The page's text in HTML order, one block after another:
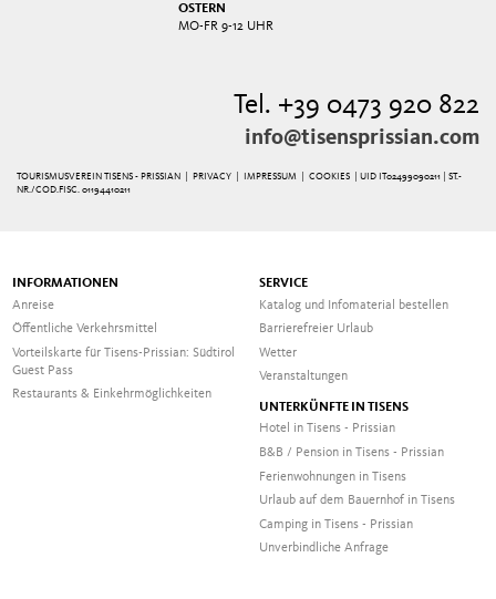
OSTERN
MO-FR 9-12 UHR
Tel. +39 0473 920 822
info@tisensprissian.com
TOURISMUSVEREIN TISENS - PRISSIAN | PRIVACY IMPRESSUM |COOKIES
| UID IT02499090211 | ST.-
NR./COD.FISC. 01194410211
INFORMATIONEN
Anreise
Öffentliche Verkehrsmittel
Vorteilskarte für Tisens-Prissian: Südtirol
Guest Pass
Restaurants & Einkehrmöglichkeiten
SERVICE
Katalog und Infomaterial bestellen
Barrierefreier Urlaub
Wetter
Veranstaltungen
UNTERKÜNFTE IN TISENS
Hotel in Tisens - Prissian
B&B / Pension in Tisens - Prissian
Ferienwohnungen in Tisens
Urlaub auf dem Bauernhof in Tisens
Camping in Tisens - Prissian
Unverbindliche Anfrage